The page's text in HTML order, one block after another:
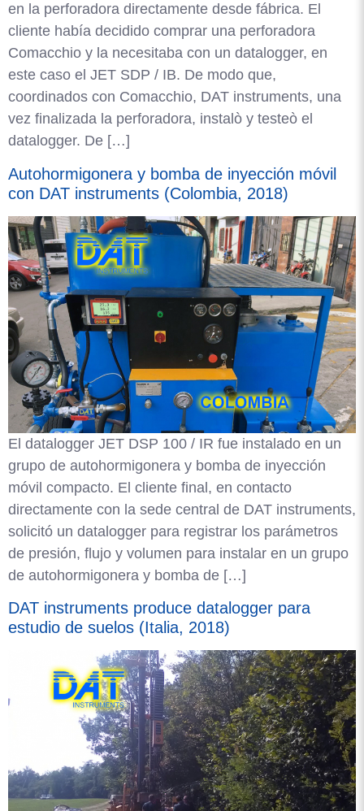
en la perforadora directamente desde fábrica. El
cliente había decidido comprar una perforadora
Comacchio y la necesitaba con un datalogger, en
este caso el JET SDP / IB. De modo que,
coordinados con Comacchio, DAT instruments, una
vez finalizada la perforadora, instalò y testeò el
datalogger. De […]
Autohormigonera y bomba de inyección móvil
con DAT instruments (Colombia, 2018)
El datalogger JET DSP 100 / IR fue instalado en un
grupo de autohormigonera y bomba de inyección
móvil compacto. El cliente final, en contacto
directamente con la sede central de DAT instruments,
solicitó un datalogger para registrar los parámetros
de presión, flujo y volumen para instalar en un grupo
de autohormigonera y bomba de […]
DAT instruments produce datalogger para
estudio de suelos (Italia, 2018)